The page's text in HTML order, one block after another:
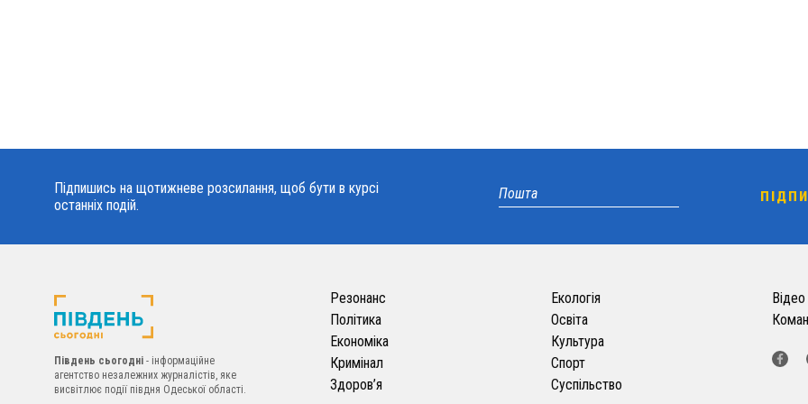
Підпишись на щотижневе розсилання, щоб бути в курсі
останніх подій.
Південь сьогодні - інформаційне
агентство незалежних журналістів, яке
висвітлює події півдня Одеської області.
Резонанс
Політика
Економіка
Кримінал
Здоров’я
Екологія
Освіта
Культура
Спорт
Суспільство
Відео